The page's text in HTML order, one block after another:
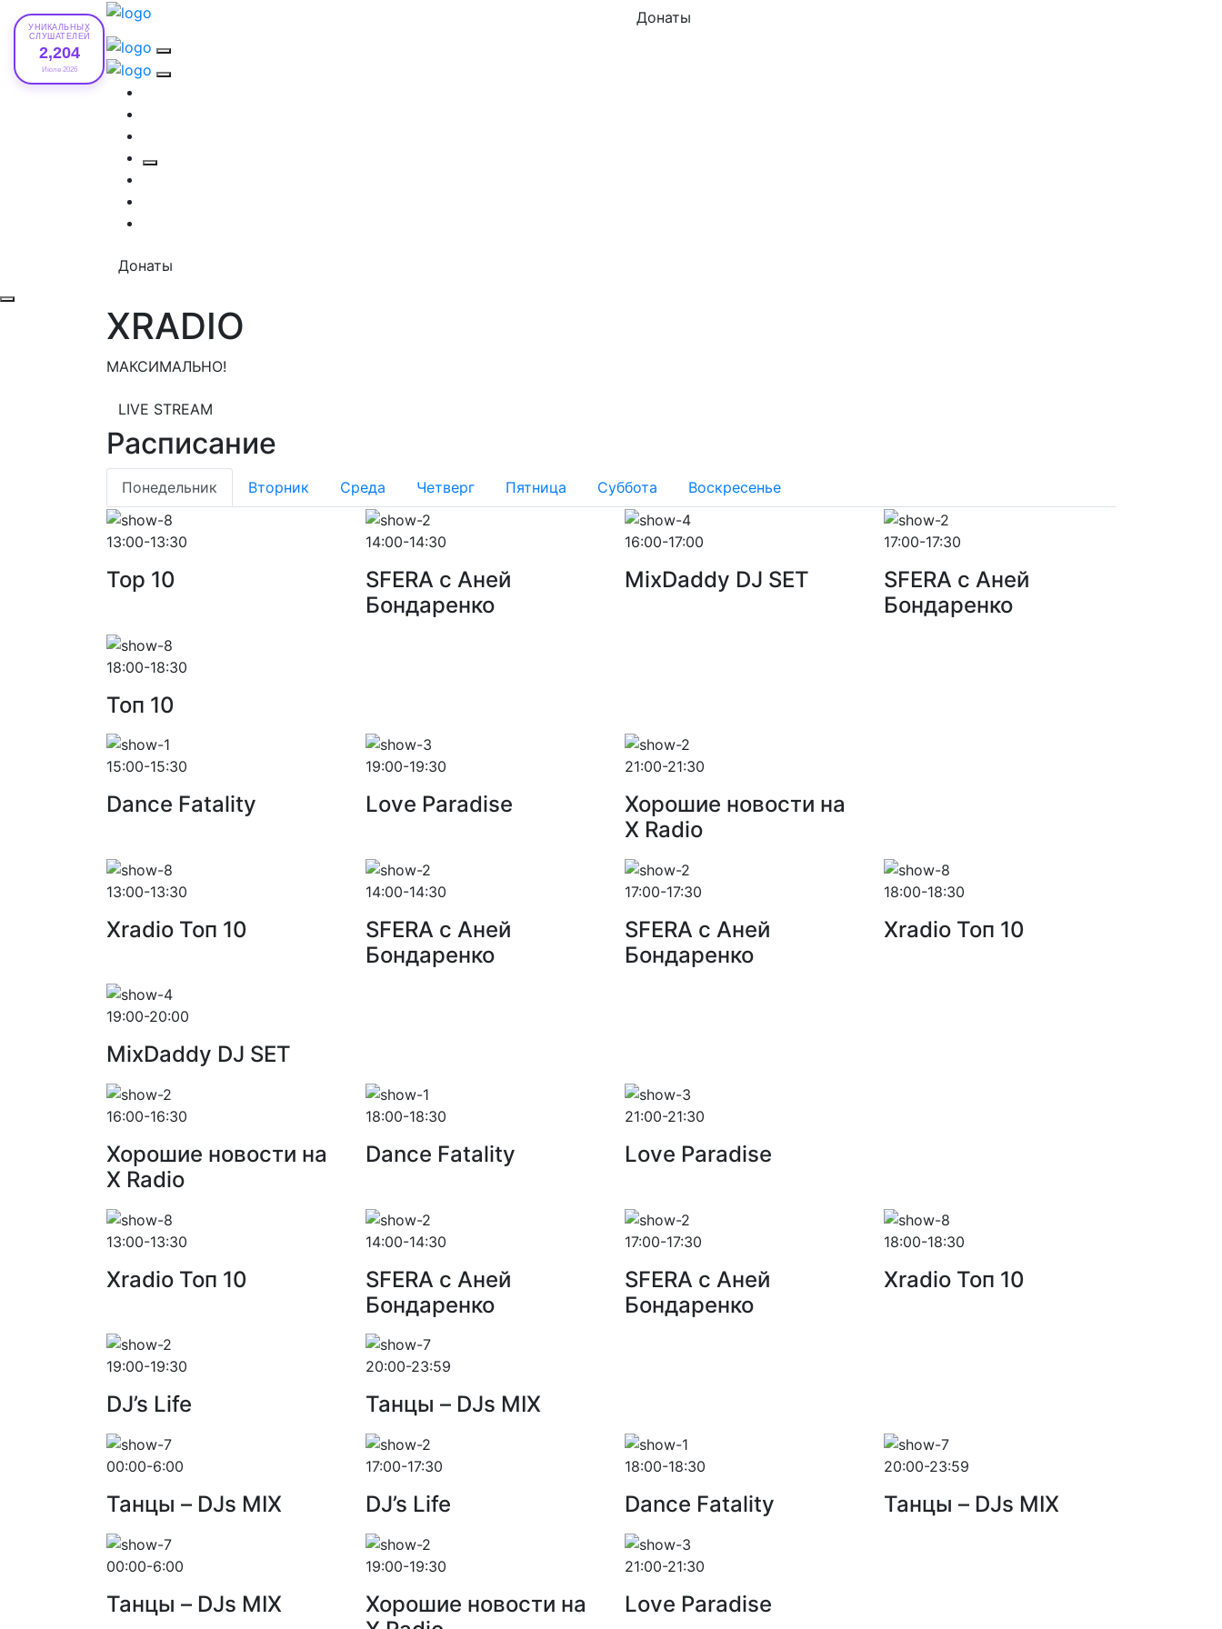
УНИКАЛЬНЫХ
СЛУШАТЕЛЕЙ
2,204
Июле 2026
Донаты
Донаты
XRADIO
МАКСИМАЛЬНО!
LIVE STREAM
Расписание
Понедельник Вторник Среда Четверг Пятница Суббота Воскресенье
13:00-13:30
Top 10
14:00-14:30
SFERA с Аней
Бондаренко
16:00-17:00
MixDaddy DJ SET
17:00-17:30
SFERA с Аней
Бондаренко
18:00-18:30
Toп 10
15:00-15:30
Dance Fatality
19:00-19:30
Love Paradise
21:00-21:30
Хорошие новости на
X Radio
13:00-13:30
Xradio Топ 10
14:00-14:30
SFERA с Аней
Бондаренко
17:00-17:30
SFERA с Аней
Бондаренко
18:00-18:30
Xradio Топ 10
19:00-20:00
MixDaddy DJ SET
16:00-16:30
Хорошие новости на
X Radio
18:00-18:30
Dance Fatality
21:00-21:30
Love Paradise
13:00-13:30
Xradio Топ 10
14:00-14:30
SFERA с Аней
Бондаренко
17:00-17:30
SFERA с Аней
Бондаренко
18:00-18:30
Xradio Топ 10
19:00-19:30
DJ’s Life
20:00-23:59
Танцы – DJs MIX
00:00-6:00
Танцы – DJs MIX
17:00-17:30
DJ’s Life
18:00-18:30
Dance Fatality
20:00-23:59
Танцы – DJs MIX
00:00-6:00
Танцы – DJs MIX
19:00-19:30
Хорошие новости на
21:00-21:30
Love Paradise